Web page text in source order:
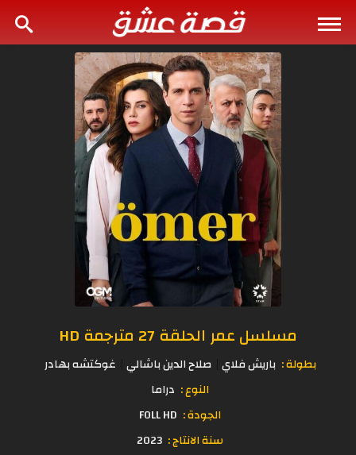
مسلسل عمر الحلقة 27 مترجمة HD
بطولة : باريش فلاي صلاح الدين باشالي غوكتشه بهادر
النوع : دراما
الجودة : FOLL HD
سنة الانتاج : 2023